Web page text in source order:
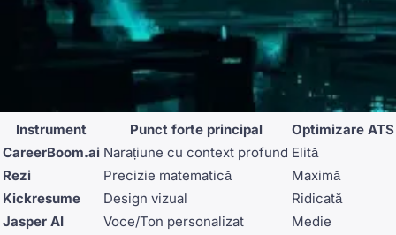
Instrument Punct forte principal
Optimizare ATS
CareerBoom.ai Narațiune cu context profund Elită
Rezi
Precizie matematică
Maximă
Kickresume
Design vizual
Ridicată
Jasper AI
Voce/Ton personalizat
Medie